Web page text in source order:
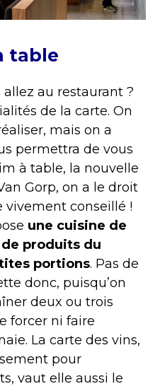
table
au restaurant ?
de la carte. On
mais on a
permettra de vous
à table, la nouvelle
Gorp, on a le droit
vivement conseillé !
une cuisine de
produits du
portions. Pas de
donc, puisqu’on
deux ou trois
forcer ni faire
La carte des vins,
pour
vaut elle aussi le